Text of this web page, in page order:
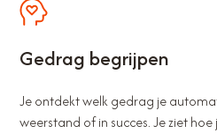
Gedrag begrijpen
Je ontdekt welk gedrag je
weerstand of in succes. Je ziet